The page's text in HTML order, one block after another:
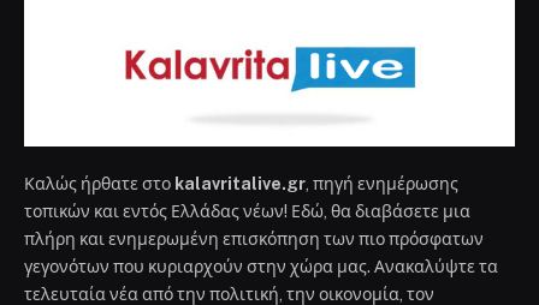
Καλώς ήρθατε στο kalavritalive.gr , πηγή ενημέρωσης
τοπικών και εντός Ελλάδας νέων! Εδώ, θα διαβάσετε μια
πλήρη και ενημερωμένη επισκόπηση των πιο πρόσφατων
γεγονότων που κυριαρχούν στην χώρα μας. Ανακαλύψτε τα
τελευταία νέα από την πολιτική, την οικονομία, τον